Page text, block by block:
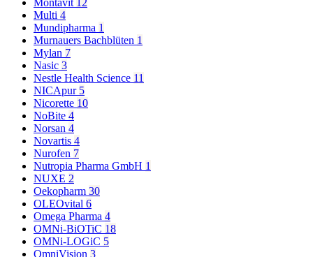
Montavit 12
Multi 4
Mundipharma 1
Murnauers Bachblüten 1
Mylan 7
Nasic 3
Nestle Health Science 11
NICApur 5
Nicorette 10
NoBite 4
Norsan 4
Novartis 4
Nurofen 7
Nutropia Pharma GmbH 1
NUXE 2
Oekopharm 30
OLEOvital 6
Omega Pharma 4
OMNi-BiOTiC 18
OMNi-LOGiC 5
OmniVision 3